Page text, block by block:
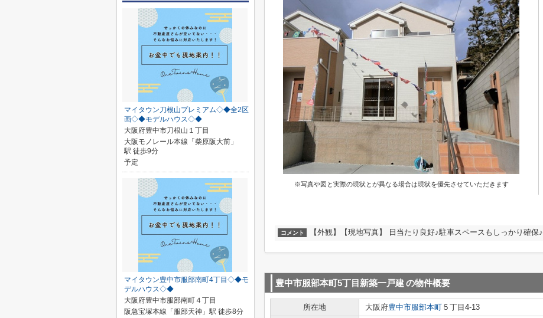
※写真や図と実際の現状とが異なる場合は現状を優先させていただきます
コメント 【外観】【現地写真】 日当たり良好♪駐車スペースもしっかり確保♪
豊中市服部本町5丁目新築一戸建の物件概要
所在地 大阪府豊中市服部本町 ５丁目4-13
マイタウン刀根山プレミアム◇◆全2区
画◇◆モデルハウス◇◆
大阪府豊中市刀根山１丁目
大阪モノレール本線「柴原阪大前」
駅 徒歩9分
予定
マイタウン豊中市服部南町4丁目◇◆モ
デルハウス◇◆
大阪府豊中市服部南町４丁目
阪急宝塚本線「服部天神」駅 徒歩8分